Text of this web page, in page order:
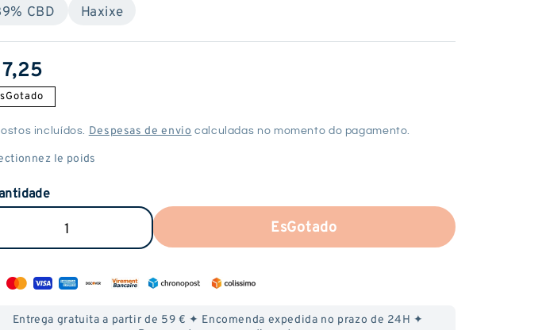
CBD Haxixe
incluídos. Despesas de envio calculadas no momento do pagamento.
quantidade
Aumentar
quantidade
EsGotado
Entrega gratuita a partir de 59 € ✦ Encomenda expedida no prazo de 24H ✦